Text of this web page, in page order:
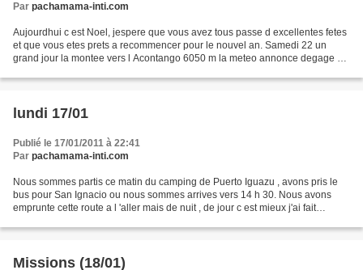
Par pachamama-inti.com
Aujourdhui c est Noel, jespere que vous avez tous passe d excellentes fetes
et que vous etes prets a recommencer pour le nouvel an. Samedi 22 un
grand jour la montee vers l Acontango 6050 m la meteo annonce degage et
lundi 17/01
Publié le 17/01/2011 à 22:41
Par pachamama-inti.com
Nous sommes partis ce matin du camping de Puerto Iguazu , avons pris le
bus pour San Ignacio ou nous sommes arrives vers 14 h 30. Nous avons
emprunte cette route a l 'aller mais de nuit , de jour c est mieux j'ai fait
Missions (18/01)